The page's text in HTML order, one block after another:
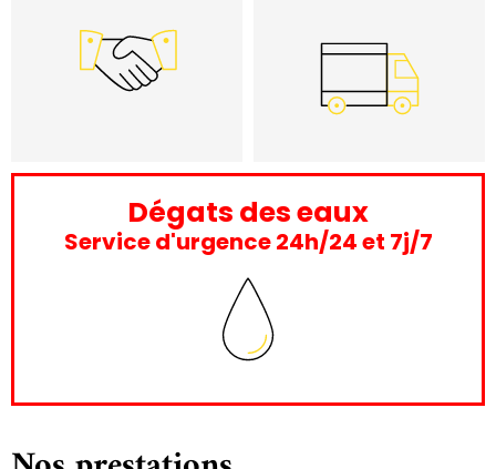
Dégats des eaux
Service d'urgence 24h/24 et 7j/7